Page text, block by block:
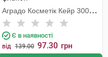
Аградо Косметік Кейр 3000
С.Л.У.
Є в наявності
від 139.00 97.30 грн